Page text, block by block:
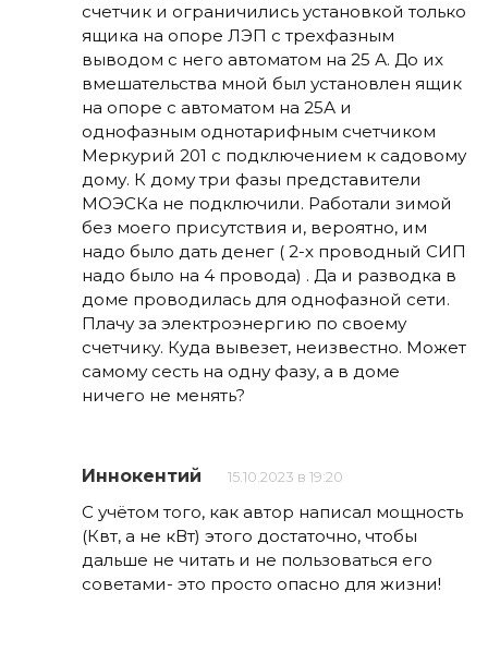
счетчик и ограничились установкой только
ящика на опоре ЛЭП с трехфазным
выводом с него автоматом на 25 А. До их
вмешательства мной был установлен ящик
на опоре с автоматом на 25А и
однофазным однотарифным счетчиком
Меркурий 201 с подключением к садовому
дому. К дому три фазы представители
МОЭСКа не подключили. Работали зимой
без моего присутствия и, вероятно, им
надо было дать денег ( 2-х проводный СИП
надо было на 4 провода) . Да и разводка в
доме проводилась для однофазной сети.
Плачу за электроэнергию по своему
счетчику. Куда вывезет, неизвестно. Может
самому сесть на одну фазу, а в доме
ничего не менять?
Иннокентий 15.10.2023 в 19:20
С учётом того, как автор написал мощность
(Квт, а не кВт) этого достаточно, чтобы
дальше не читать и не пользоваться его
советами- это просто опасно для жизни!